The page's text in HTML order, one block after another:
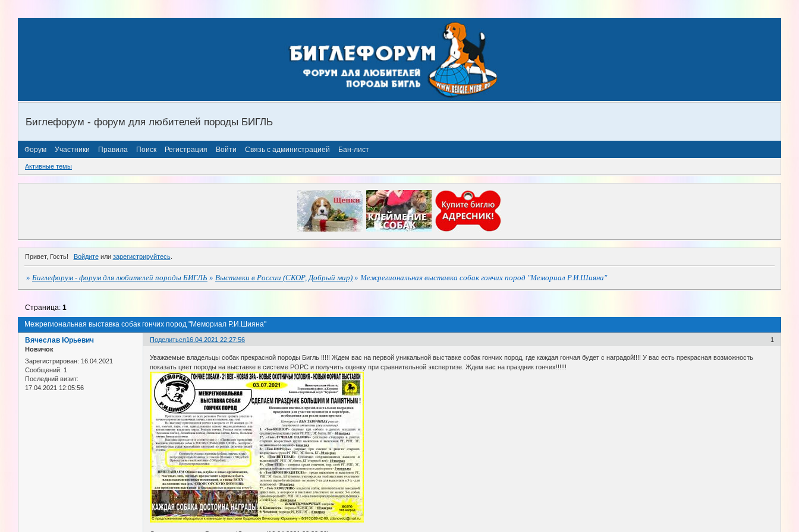
Биглефорум - форум для любителей породы БИГЛЬ
Форум Участники Правила Поиск Регистрация Войти Связь с администрацией Бан-лист
Активные темы
Привет, Гость! Войдитеили зарегистрируйтесь.
» Биглефорум - форум для любителей породы БИГЛЬ » Выставки в России (СКОР, Добрый мир) » Межрегиональная выставка собак гончих пород "Мемориал Р.И.Шияна"
Межрегиональная выставка собак гончих пород "Мемориал Р.И.Шияна"
Страница:1
Поделиться 1
16.04.2021 22:27:56
Вячеслав Юрьевич
Новичок
Зарегистрирован: 16.04.2021
Сообщений: 1
Последний визит:
17.04.2021 12:05:56
Уважаемые владельцы собак прекрасной породы Бигль !!!!! Ждем вас на первой уникальной выставке собак гончих пород, где каждая гончая будет с наградой!!!! У вас есть прекрасная возможность
показать цвет породы на выставке в системе РОРС и получить оценку при сравнительной экспертизе. Ждем вас на праздник гончих!!!!!!